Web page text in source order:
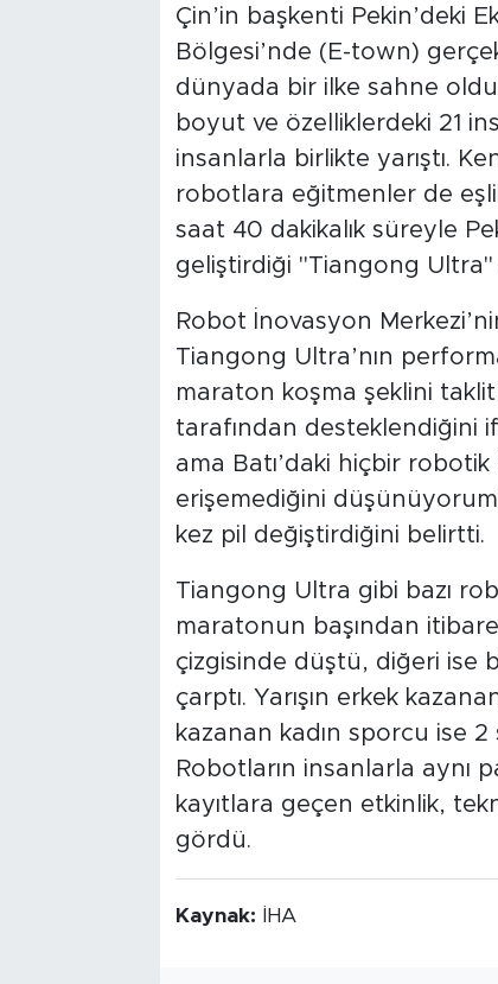
Çin’in başkenti Pekin’deki
Bölgesi’nde (E-town)
dünyada bir ilke sahne
boyut ve özelliklerdeki 21
insanlarla birlikte yarıştı.
robotlara eğitmenler de
saat 40 dakikalık süreyle
geliştirdiği "Tiangong Ultra"
Robot İnovasyon
Tiangong Ultra’nın
maraton koşma şeklini
tarafından desteklendiğini
ama Batı’daki hiçbir robotik
erişemediğini
kez pil değiştirdiğini belirtti.
Tiangong Ultra gibi bazı
maratonun başından
çizgisinde düştü, diğeri ise
çarptı. Yarışın erkek
kazanan kadın sporcu ise
Robotların insanlarla aynı
kayıtlara geçen etkinlik,
gördü.
Kaynak: İHA